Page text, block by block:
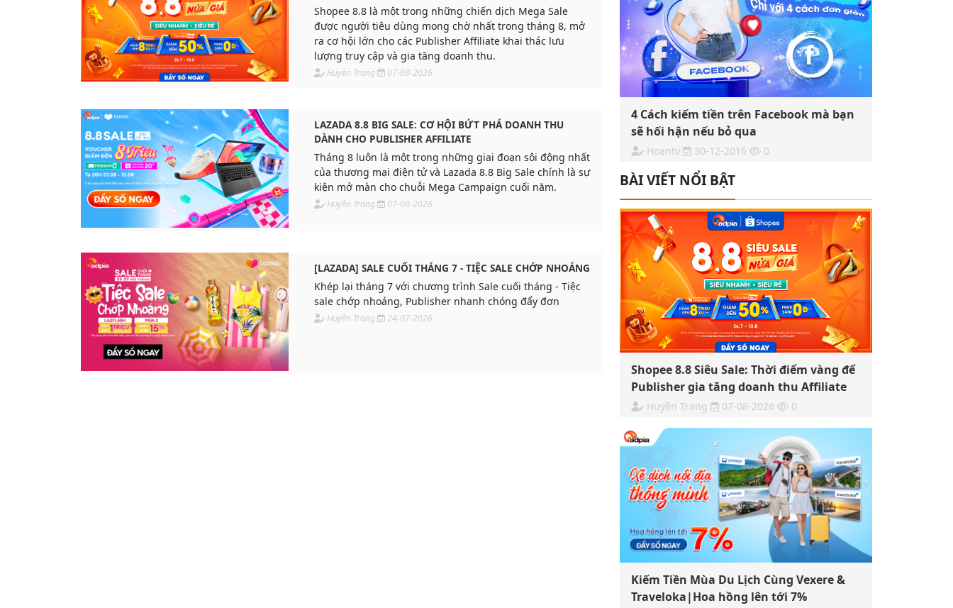
Shopee 8.8 là một trong những chiến dịch Mega Sale
được người tiêu dùng mong chờ nhất trong tháng 8, mở
ra cơ hội lớn cho các Publisher Affiliate khai thác lưu
lượng truy cập và gia tăng doanh thu.
Huyền Trang 07-08-2026
LAZADA 8.8 BIG SALE: CƠ HỘI BỨT PHÁ DOANH THU
DÀNH CHO PUBLISHER AFFILIATE
Tháng 8 luôn là một trong những giai đoạn sôi động nhất
của thương mại điện tử và Lazada 8.8 Big Sale chính là sự
kiện mở màn cho chuỗi Mega Campaign cuối năm.
Huyền Trang 07-08-2026
[LAZADA] SALE CUỐI THÁNG 7 - TIỆC SALE CHỚP NHOÁNG
Khép lại tháng 7 với chương trình Sale cuối tháng - Tiệc
sale chớp nhoáng, Publisher nhanh chóng đẩy đơn
Huyền Trang 24-07-2026
4 Cách kiếm tiền trên Facebook mà bạn
sẽ hối hận nếu bỏ qua
Hoantv 30-12-2016 0
BÀI VIẾT NỔI BẬT
Shopee 8.8 Siêu Sale: Thời điểm vàng để
Publisher gia tăng doanh thu Affiliate
Huyền Trang 07-08-2026 0
Kiếm Tiền Mùa Du Lịch Cùng Vexere &
Traveloka|Hoa hồng lên tới 7%